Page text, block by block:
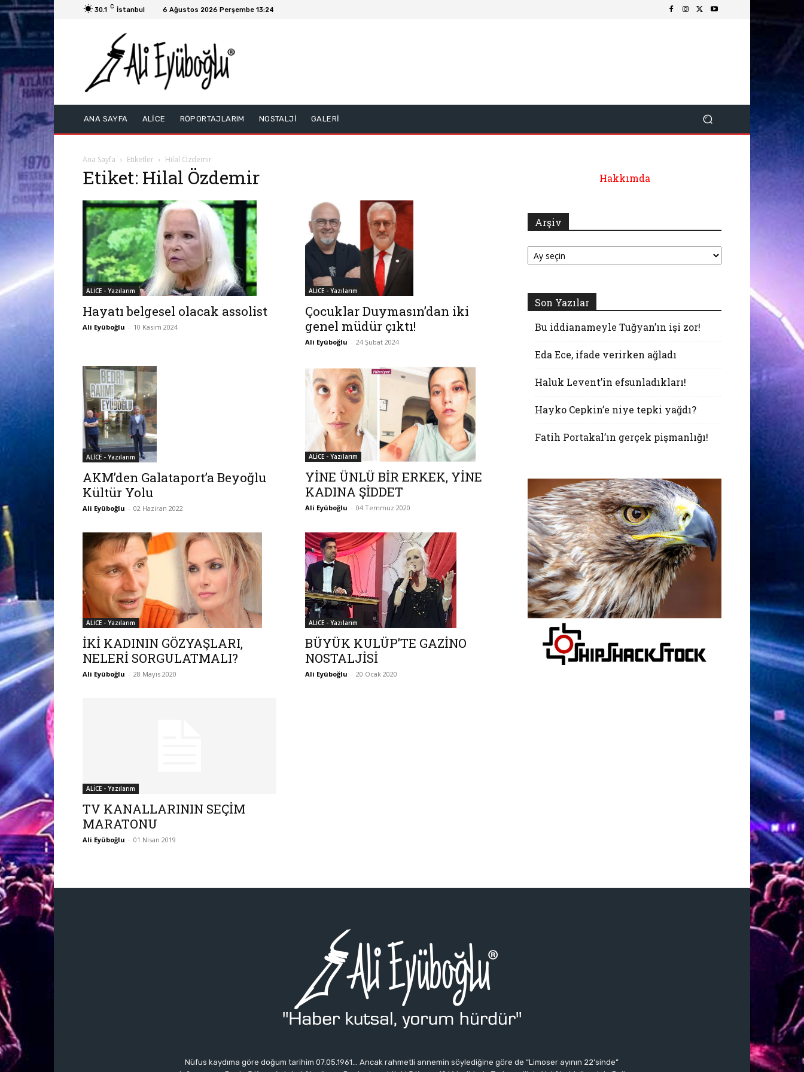
30.1 C İstanbul 6 Ağustos 2026 Perşembe 13:24
ANA SAYFA ALİCE RÖPORTAJLARIM NOSTALJİ GALERİ
Ana Sayfa Etiketler Hilal Özdemir
Etiket: Hilal Özdemir
ALİCE - Yazılarım
Hayatı belgesel olacak assolist
Ali Eyüboğlu - 10 Kasım 2024
ALİCE - Yazılarım
Çocuklar Duymasın’dan iki
genel müdür çıktı!
Ali Eyüboğlu - 24 Şubat 2024
ALİCE - Yazılarım
AKM’den Galataport’a Beyoğlu
Kültür Yolu
Ali Eyüboğlu - 02 Haziran 2022
ALİCE - Yazılarım
YİNE ÜNLÜ BİR ERKEK, YİNE
KADINA ŞİDDET
Ali Eyüboğlu - 04 Temmuz 2020
ALİCE - Yazılarım
İKİ KADININ GÖZYAŞLARI,
NELERİ SORGULATMALI?
Ali Eyüboğlu - 28 Mayıs 2020
ALİCE - Yazılarım
BÜYÜK KULÜP’TE GAZİNO
NOSTALJİSİ
Ali Eyüboğlu - 20 Ocak 2020
ALİCE - Yazılarım
TV KANALLARININ SEÇİM
MARATONU
Ali Eyüboğlu - 01 Nisan 2019
Hakkımda
Arşiv
Arşiv
Son Yazılar
Bu iddianameyle Tuğyan’ın işi zor!
Eda Ece, ifade verirken ağladı
Haluk Levent’in efsunladıkları!
Hayko Cepkin’e niye tepki yağdı?
Fatih Portakal’ın gerçek pişmanlığı!
Nüfus kaydıma göre doğum tarihim 07.05.1961… Ancak rahmetli annemin söylediğine göre de “Limoser ayının 22’sinde”